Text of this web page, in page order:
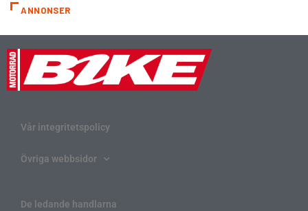
ANNONSER
Vår integritetspolicy
Övriga webbsidor
De ledande handlarna